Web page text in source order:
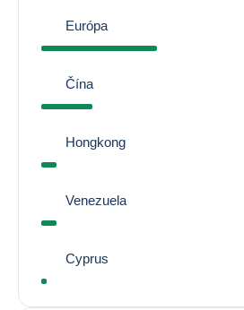
Európa
Čína
Hongkong
Venezuela
Cyprus